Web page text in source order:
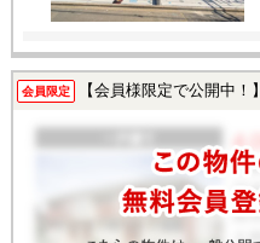
会員限定 【会員様限定で公開中！】